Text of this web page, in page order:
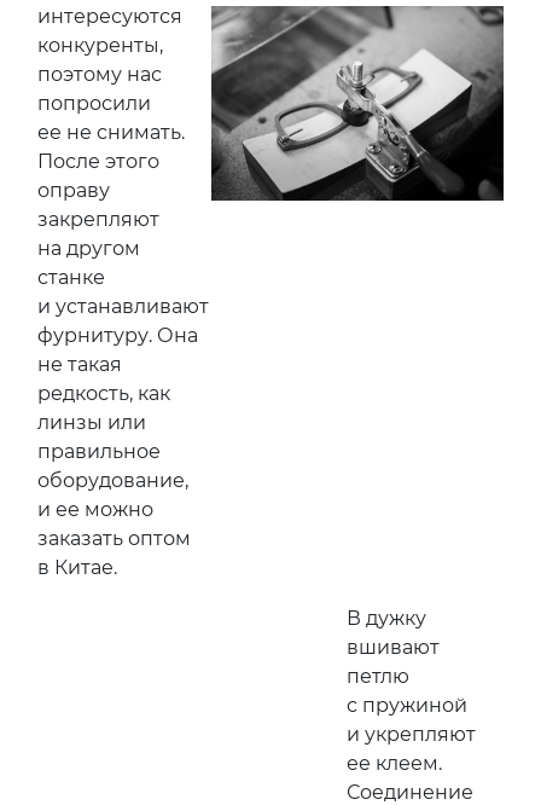
интересуются
конкуренты,
поэтому нас
попросили
ее не снимать.
После этого
оправу
закрепляют
на другом
станке
и устанавливают
фурнитуру. Она
не такая
редкость, как
линзы или
правильное
оборудование,
и ее можно
заказать оптом
в Китае.
В дужку
вшивают
петлю
с пружиной
и укрепляют
ее клеем.
Соединение